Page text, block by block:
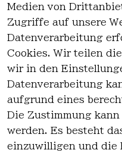
Medien von
Zugriffe auf unsere
Datenverarbeitung
Cookies. Wir teilen
wir in den
Datenverarbeitung
aufgrund eines
Die Zustimmung
werden. Es besteht
einzuwilligen und die
es
AGB
Datenschutz
Kontakt
Kontakt